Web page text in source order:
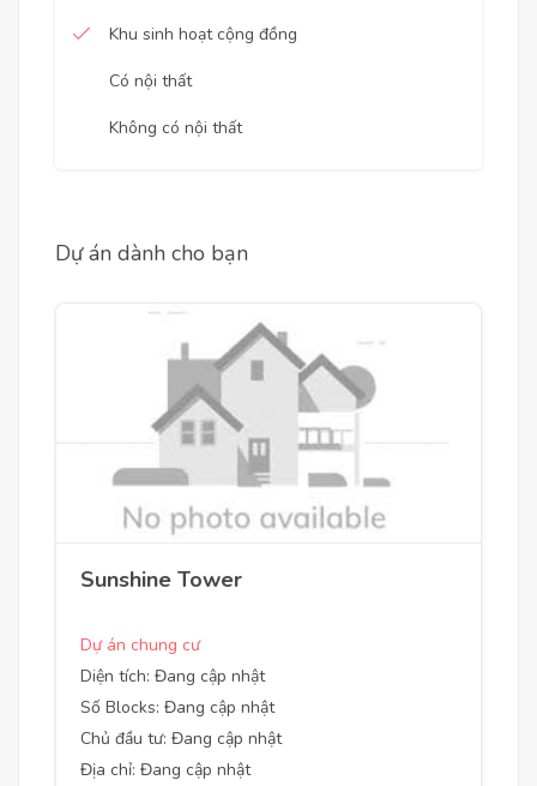
Khu sinh hoạt cộng đồng
Có nội thất
Không có nội thất
Dự án dành cho bạn
Sunshine Tower
Dự án chung cư
Diện tích: Đang cập nhật
Số Blocks: Đang cập nhật
Chủ đầu tư: Đang cập nhật
Địa chỉ: Đang cập nhật